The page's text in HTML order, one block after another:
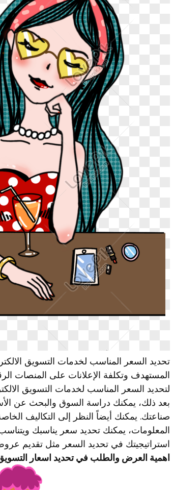
تحديد السعر المناسب لخدمات التسويق
المستهدف وتكلفة الإعلانات على المنصات
لتحديد السعر المناسب لخدمات التسويق
بعد ذلك، يمكنك دراسة السوق والبحث عن
صناعتك. يمكنك أيضاً النظر إلى التكاليف
المعلومات، يمكنك تحديد سعر يناسبك
استراتيجيتك في تحديد السعر مثل تقديم
اهمية العرض والطلب في تحديد اسعار التسويق